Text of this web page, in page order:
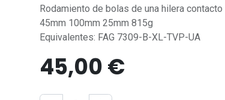
Rodamiento de bolas de una hilera
45mm 100mm 25mm 815g
Equivalentes: FAG 7309-B-XL-TVP-UA
45,00€